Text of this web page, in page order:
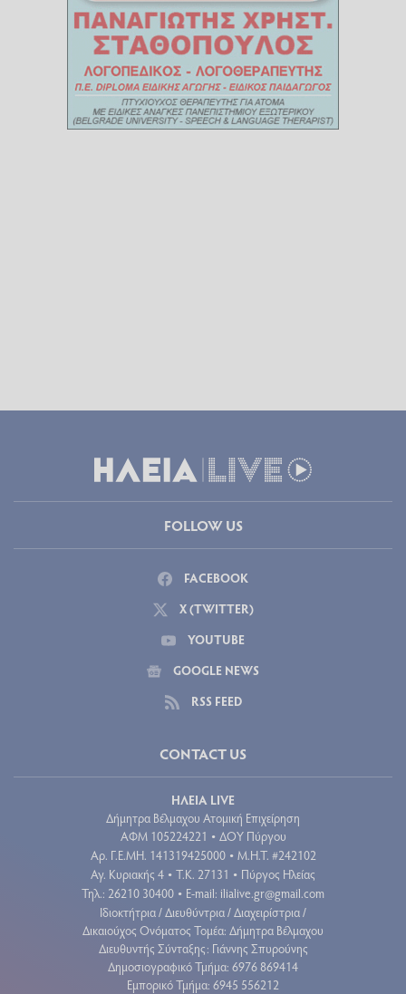
FOLLOW US
FACEBOOK
X (TWITTER)
YOUTUBE
GOOGLE NEWS
RSS FEED
CONTACT US
ΗΛΕΙΑ LIVE
Δήμητρα Βέλμαχου Ατομική Επιχείρηση
ΑΦΜ 105224221 • ΔΟΥ Πύργου
Aρ. Γ.Ε.ΜΗ. 141319425000 • Μ.Η.Τ. #242102
Αγ. Κυριακής 4 • Τ.Κ. 27131 • Πύργος Ηλείας
Τηλ.: 26210 30400 • E-mail: ilialive.gr@gmail.com
Ιδιοκτήτρια / Διευθύντρια / Διαχειρίστρια /
Δικαιούχος Ονόματος Τομέα: Δήμητρα Βέλμαχου
Διευθυντής Σύνταξης: Γιάννης Σπυρούνης
Δημοσιογραφικό Τμήμα: 6976 869414
Εμπορικό Τμήμα: 6945 556212